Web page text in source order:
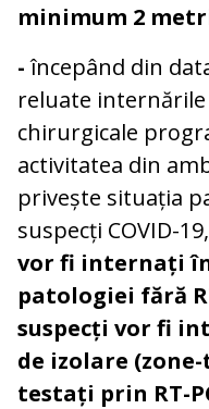
minimum 2
-începând din
reluate
chirurgicale
activitatea din
privește situația
suspecți COVID-
vor fi internați
patologiei fără
suspecți vor fi
de izolare
testați prin RT-